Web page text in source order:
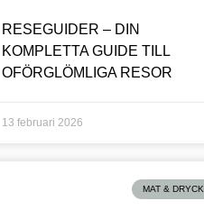
RESEGUIDER – DIN
KOMPLETTA GUIDE TILL
OFÖRGLÖMLIGA RESOR
13 februari 2026
MAT & DRYCK